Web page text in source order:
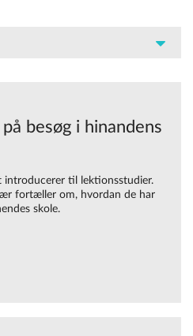
besøg i hinandens
introducerer til lektionsstudier.
fortæller om, hvordan de har
skole.